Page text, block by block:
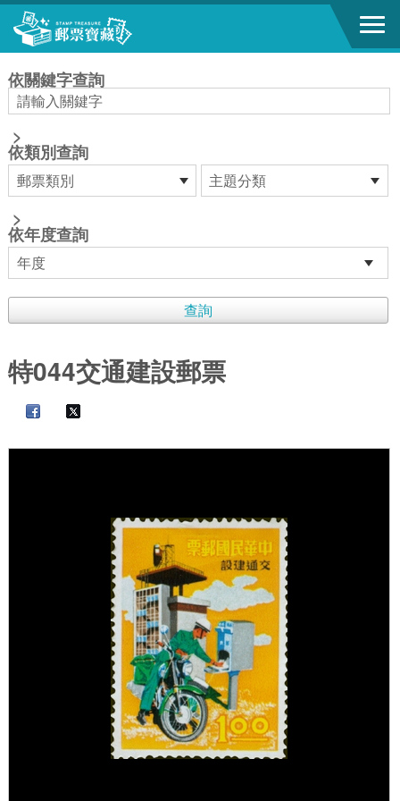
跳到主要內容區塊
依關鍵字查詢
>
依類別查詢
>
依年度查詢
特044交通建設郵票